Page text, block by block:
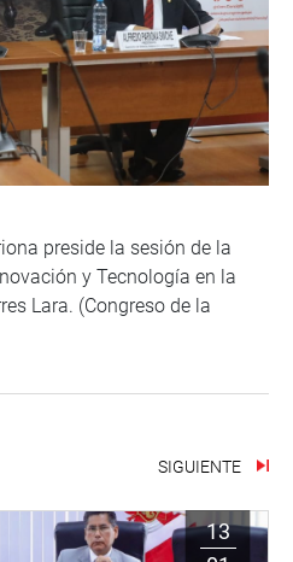
preside la sesión de la
y Tecnología en la
Lara. (Congreso de la
SIGUIENTE
13